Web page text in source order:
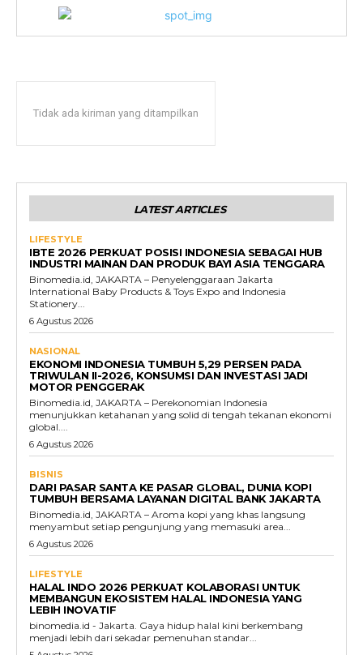
Tidak ada kiriman yang ditampilkan
LATEST ARTICLES
LIFESTYLE
IBTE 2026 PERKUAT POSISI INDONESIA SEBAGAI HUB
INDUSTRI MAINAN DAN PRODUK BAYI ASIA TENGGARA
Binomedia.id, JAKARTA – Penyelenggaraan Jakarta
International Baby Products & Toys Expo and Indonesia
Stationery...
6 Agustus 2026
NASIONAL
EKONOMI INDONESIA TUMBUH 5,29 PERSEN PADA
TRIWULAN II-2026, KONSUMSI DAN INVESTASI JADI
MOTOR PENGGERAK
Binomedia.id, JAKARTA – Perekonomian Indonesia
menunjukkan ketahanan yang solid di tengah tekanan ekonomi
global....
6 Agustus 2026
BISNIS
DARI PASAR SANTA KE PASAR GLOBAL, DUNIA KOPI
TUMBUH BERSAMA LAYANAN DIGITAL BANK JAKARTA
Binomedia.id, JAKARTA – Aroma kopi yang khas langsung
menyambut setiap pengunjung yang memasuki area...
6 Agustus 2026
LIFESTYLE
HALAL INDO 2026 PERKUAT KOLABORASI UNTUK
MEMBANGUN EKOSISTEM HALAL INDONESIA YANG
LEBIH INOVATIF
binomedia.id - Jakarta. Gaya hidup halal kini berkembang
menjadi lebih dari sekadar pemenuhan standar...